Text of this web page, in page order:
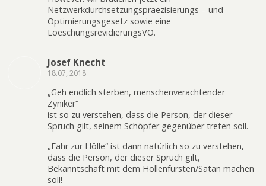
Netzwerkdurchsetzungspraezisierungs – und
Optimierungsgesetz sowie eine
LoeschungsrevidierungsVO.
Josef Knecht
18.07, 2018
„Geh endlich sterben, menschenverachtender
Zyniker“
ist so zu verstehen, dass die Person, der dieser
Spruch gilt, seinem Schöpfer gegenüber treten soll.
„Fahr zur Hölle“ ist dann natürlich so zu verstehen,
dass die Person, der dieser Spruch gilt,
Bekanntschaft mit dem Höllenfürsten/Satan machen
soll!